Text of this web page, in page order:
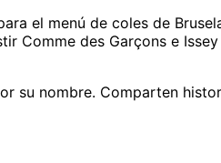
el menú de coles de
Comme des Garçons e Issey
su nombre. Comparten